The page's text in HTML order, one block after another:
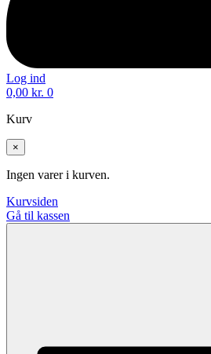
Log ind
0,00 kr. 0
Kurv
×
Ingen varer i kurven.
Kurvsiden
Gå til kassen